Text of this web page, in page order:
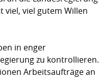
viel, viel gutem Willen
in enger
zu kontrollieren.
Arbeitsaufträge an